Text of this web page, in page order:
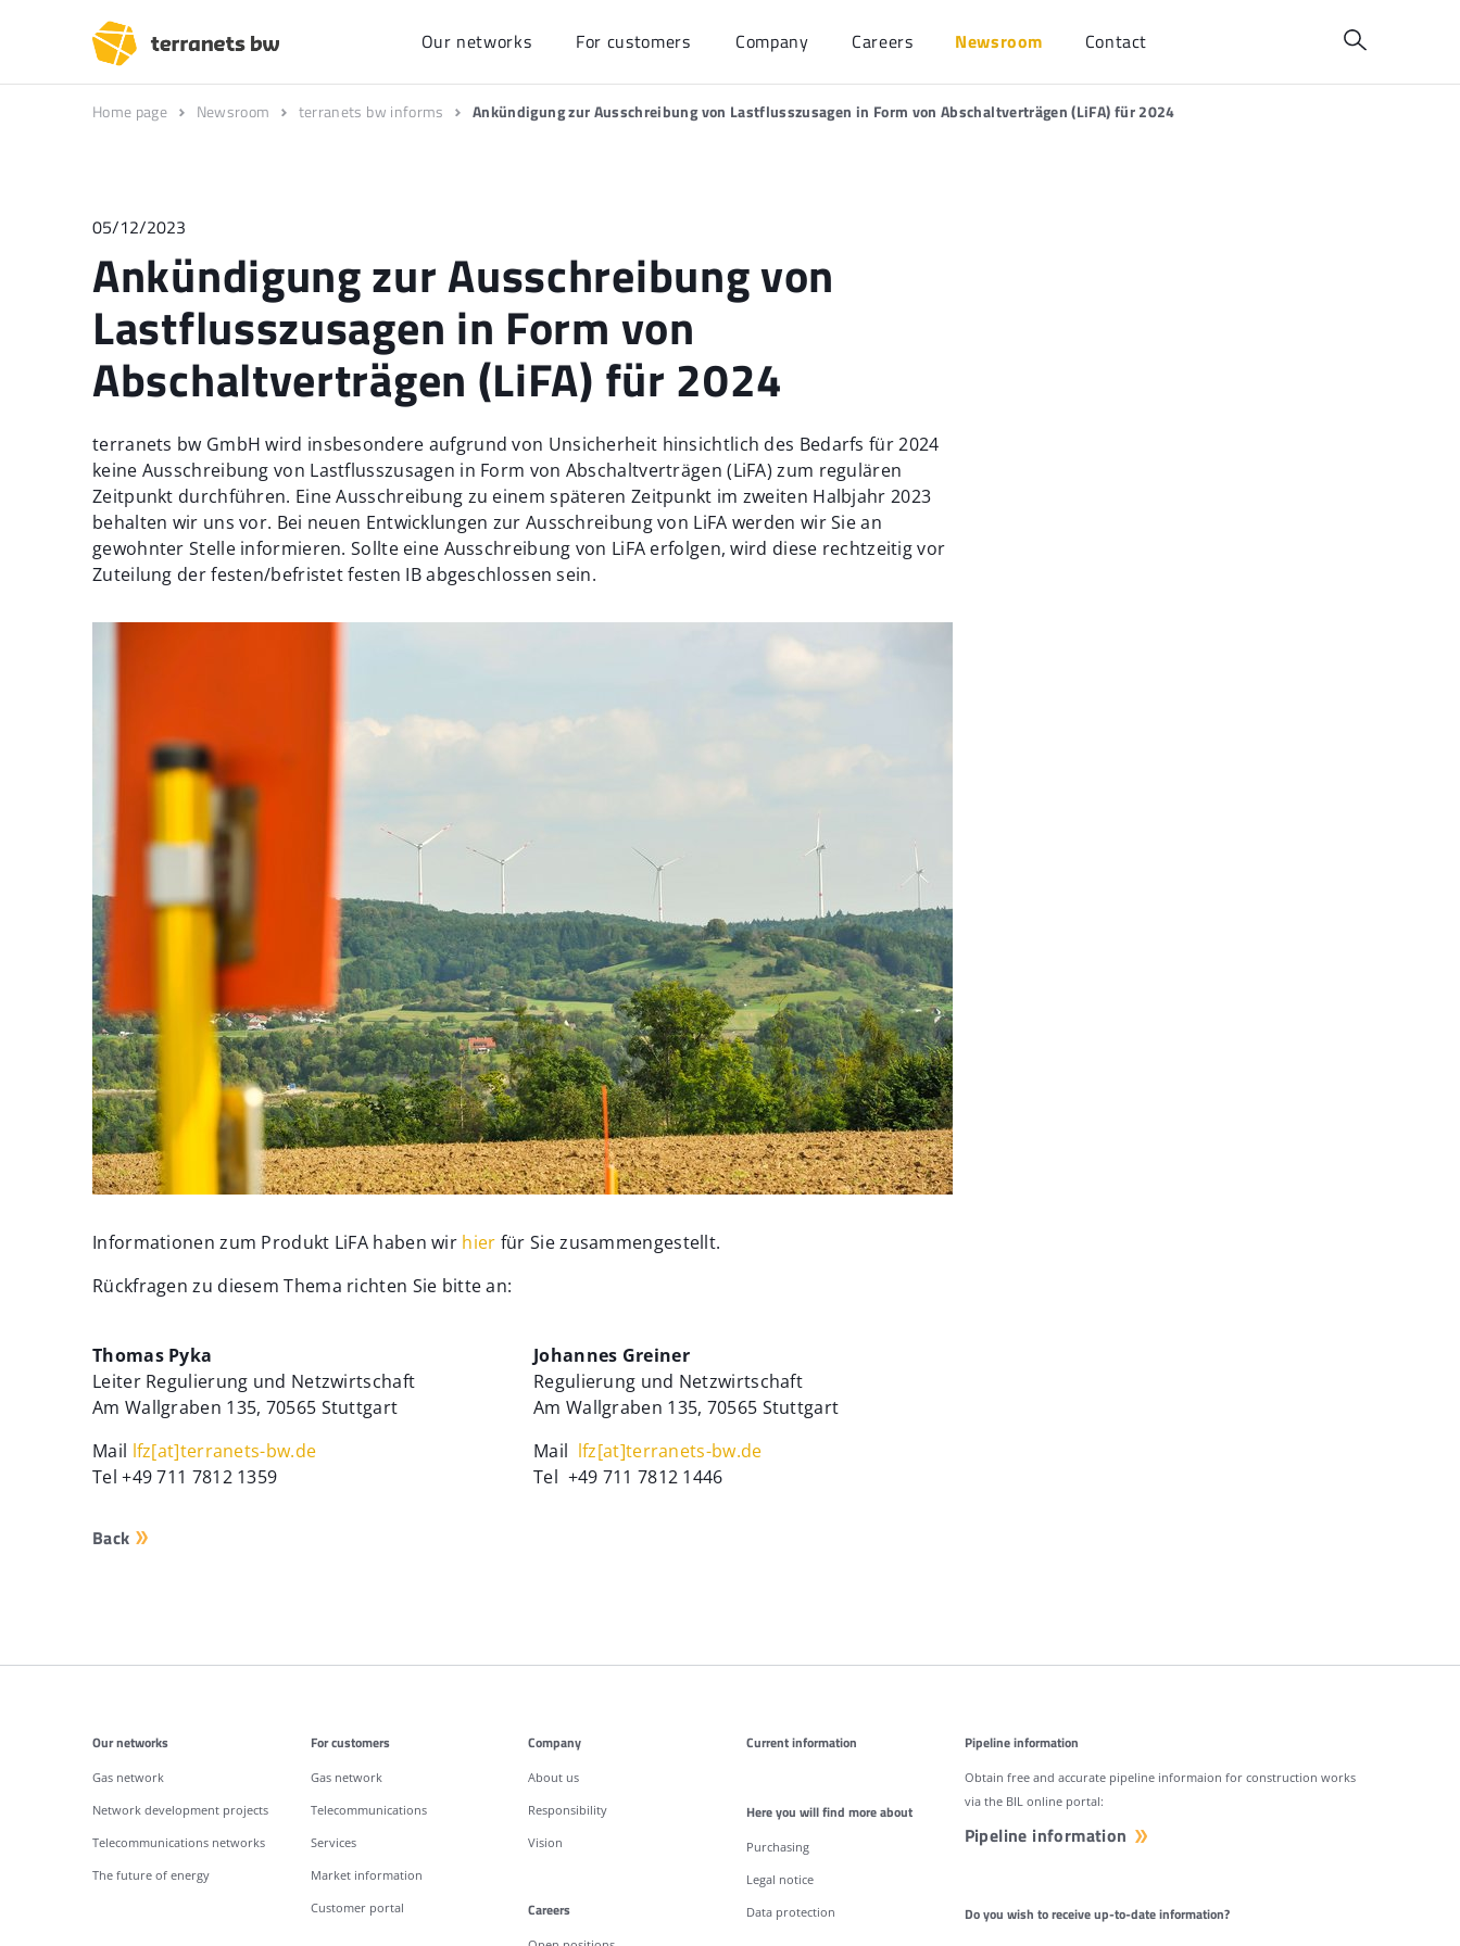
Our networks For customers Company Careers Newsroom Contact
Home page Newsroom terranets bw informs Ankündigung zur Ausschreibung von Lastflusszusagen in Form von Abschaltverträgen (LiFA) für 2024
05/12/2023
Ankündigung zur Ausschreibung von
Lastflusszusagen in Form von
Abschaltverträgen (LiFA) für 2024
terranets bw GmbH wird insbesondere aufgrund von Unsicherheit hinsichtlich des Bedarfs für 2024
keine Ausschreibung von Lastflusszusagen in Form von Abschaltverträgen (LiFA) zum regulären
Zeitpunkt durchführen. Eine Ausschreibung zu einem späteren Zeitpunkt im zweiten Halbjahr 2023
behalten wir uns vor. Bei neuen Entwicklungen zur Ausschreibung von LiFA werden wir Sie an
gewohnter Stelle informieren. Sollte eine Ausschreibung von LiFA erfolgen, wird diese rechtzeitig vor
Zuteilung der festen/befristet festen IB abgeschlossen sein.
Informationen zum Produkt LiFA haben wir hier für Sie zusammengestellt.
Rückfragen zu diesem Thema richten Sie bitte an:
Thomas Pyka
Leiter Regulierung und Netzwirtschaft
Am Wallgraben 135, 70565 Stuttgart
Mail lfz[at]terranets-bw.de
Tel +49 711 7812 1359
Johannes Greiner
Regulierung und Netzwirtschaft
Am Wallgraben 135, 70565 Stuttgart
Mail lfz[at]terranets-bw.de
Tel +49 711 7812 1446
Back
Additonal information
Our networks
Gas network
Network development projects
Telecommunications networks
The future of energy
For customers
Gas network
Telecommunications
Services
Market information
Customer portal
Company
About us
Responsibility
Vision
Careers
Current information
Here you will find more about
Purchasing
Legal notice
Data protection
Pipeline information
Obtain free and accurate pipeline informaion for construction works
via the BIL online portal:
Pipeline information
Do you wish to receive up-to-date information?